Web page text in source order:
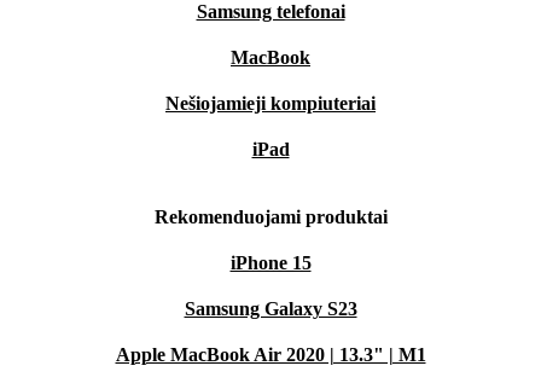
Samsung telefonai
MacBook
Nešiojamieji kompiuteriai
iPad
Rekomenduojami produktai
iPhone 15
Samsung Galaxy S23
Apple MacBook Air 2020 | 13.3" | M1